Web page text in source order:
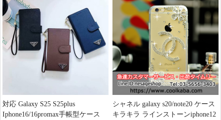
おしゃれ
CDロゴ ブランド ギャラクシー
s25/s24/s23ケース 財布一体 多機能
おしゃれ
対応 Galaxy S25 S25plus
Iphone16/16promax手帳型ケース
シャネル galaxy s20/note20 ケース
キラキラ ラインストーンiphone12